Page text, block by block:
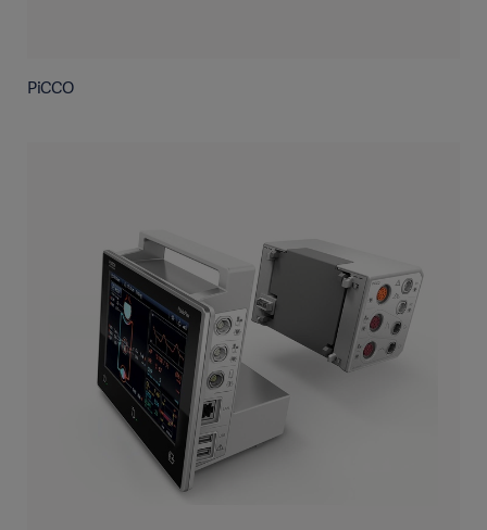
PiCCO